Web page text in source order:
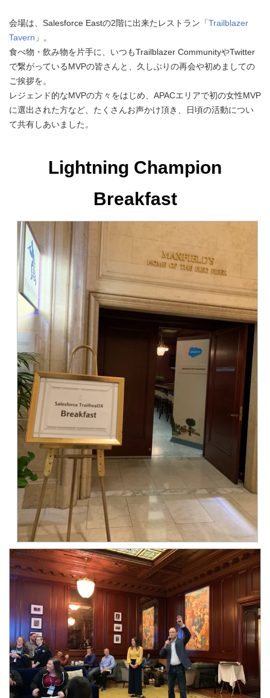
会場は、Salesforce Eastの2階に出来たレストラン「Trailblazer
Tavern 」。
食べ物・飲み物を片手に、いつもTrailblazer CommunityやTwitter
で繋がっているMVPの皆さんと、久しぶりの再会や初めましての
ご挨拶を。
レジェンド的なMVPの方々をはじめ、APACエリアで初の女性MVP
に選出された方など、たくさんお声かけ頂き、日頃の活動につい
て共有しあいました。
Lightning Champion
Breakfast